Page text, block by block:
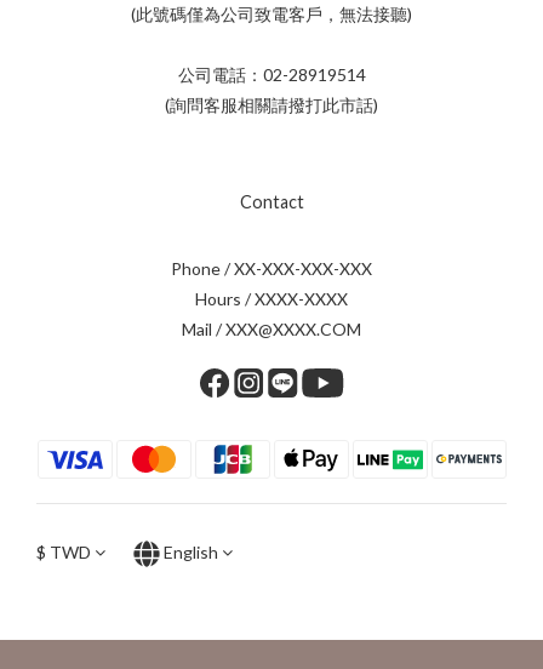
(此號碼僅為公司致電客戶，無法接聽)
公司電話：02-28919514
(詢問客服相關請撥打此市話)
Contact
Phone / XX-XXX-XXX-XXX
Hours / XXXX-XXXX
Mail / XXX@XXXX.COM
$ TWD English